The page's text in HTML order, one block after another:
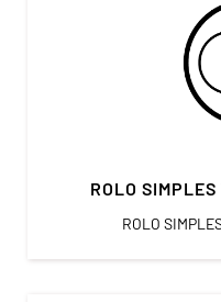
ROLO
ROLO